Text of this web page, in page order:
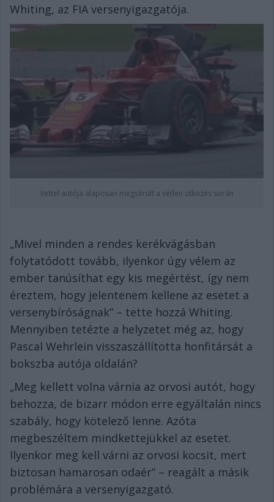
Whiting, az FIA versenyigazgatója.
Vettel autója alaposan megsérült a vétlen ütközés során
„Mivel minden a rendes kerékvágásban
folytatódott tovább, ilyenkor úgy vélem az
ember tanúsíthat egy kis megértést, így nem
éreztem, hogy jelentenem kellene az esetet a
versenybíróságnak” – tette hozzá Whiting.
Mennyiben tetézte a helyzetet még az, hogy
Pascal Wehrlein visszaszállította honfitársát a
bokszba autója oldalán?
„Meg kellett volna várnia az orvosi autót, hogy
behozza, de bizarr módon erre egyáltalán nincs
szabály, hogy kötelező lenne. Azóta
megbeszéltem mindkettejükkel az esetet.
Ilyenkor meg kell várni az orvosi kocsit, mert
biztosan hamarosan odaér” – reagált a másik
problémára a versenyigazgató.